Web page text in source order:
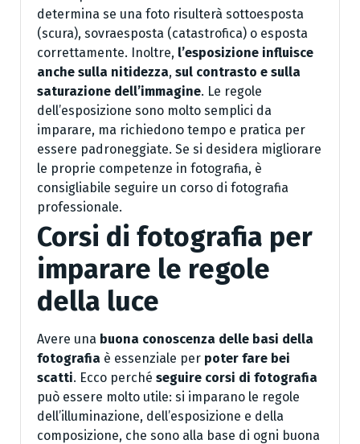
determina se una foto risulterà sottoesposta
(scura), sovraesposta (catastrofica) o esposta
correttamente. Inoltre, l’esposizione influisce
anche sulla nitidezza, sul contrasto e sulla
saturazione dell’immagine. Le regole
dell’esposizione sono molto semplici da
imparare, ma richiedono tempo e pratica per
essere padroneggiate. Se si desidera migliorare
le proprie competenze in fotografia, è
consigliabile seguire un corso di fotografia
professionale.
Corsi di fotografia per
imparare le regole
della luce
Avere una buona conoscenza delle basi della
fotografia è essenziale per poter fare bei
scatti. Ecco perché seguire corsi di fotografia
può essere molto utile: si imparano le regole
dell’illuminazione, dell’esposizione e della
composizione, che sono alla base di ogni buona